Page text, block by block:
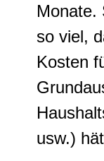
Monate.
so viel,
Kosten
usw.)